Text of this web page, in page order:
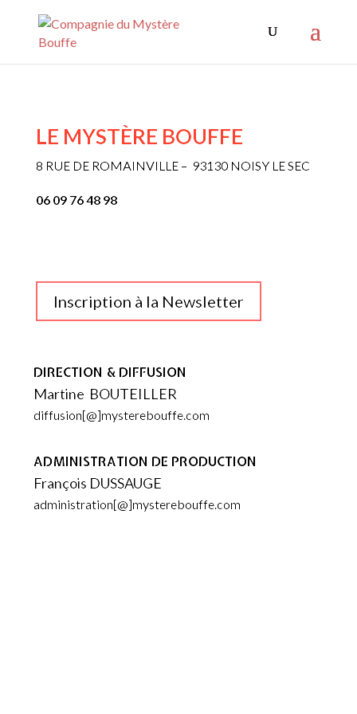
LE MYSTÈRE BOUFFE
8 RUE DE ROMAINVILLE – 93130 NOISY LE SEC
06 09 76 48 98
Inscription à la Newsletter
DIRECTION & DIFFUSION
Martine BOUTEILLER
diffusion[@]mysterebouffe.com
ADMINISTRATION DE PRODUCTION
François DUSSAUGE
administration[@]mysterebouffe.com